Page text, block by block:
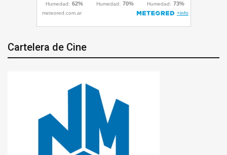
Cartelera de Cine